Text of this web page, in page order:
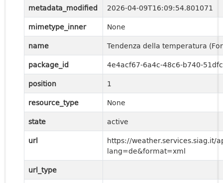
metadata_modified
2026-04-09T16:09:54.801071
mimetype_inner
None
name
Tendenza della temperatura
package_id
4e4acf67-6a4c-48c6-b740-
position
1
resource_type
None
state
active
url
https://weather.services.siag.it/
lang=de&format=xml
url_type